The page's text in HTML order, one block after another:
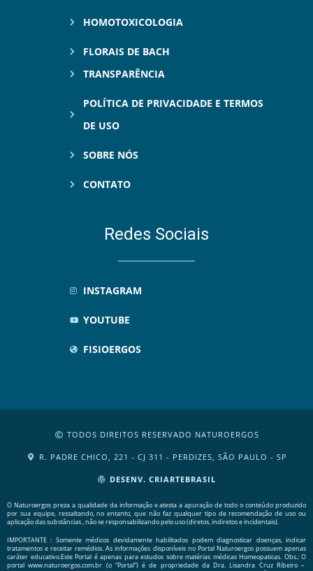
HOMOTOXICOLOGIA
FLORAIS DE BACH
TRANSPARÊNCIA
POLÍTICA DE PRIVACIDADE E TERMOS
DE USO
SOBRE NÓS
CONTATO
Redes Sociais
INSTAGRAM
YOUTUBE
FISIOERGOS
TODOS DIREITOS RESERVADO NATUROERGOS
R. PADRE CHICO, 221 - CJ 311 - PERDIZES, SÃO PAULO - SP
DESENV. CRIARTEBRASIL
O Naturoergos preza a qualidade da informação e atesta a apuração de todo o conteúdo produzido
por sua equipe, ressaltando, no entanto, que não faz qualquer tipo de recomendação de uso ou
aplicação das substâncias , não se responsabilizando pelo uso (diretos, indiretos e incidentais).
IMPORTANTE : Somente médicos devidamente habilitados podem diagnosticar doenças, indicar
tratamentos e receitar remédios. As informações disponíveis no Portal Naturoergos possuem apenas
caráter educativo.Este Portal é apenas para estudos sobre matérias médicas Homeopaticas. Obs.: O
portal www.naturoergos.com.br (o “Portal”) é de propriedade da Dra. Lisandra Cruz Ribeiro –